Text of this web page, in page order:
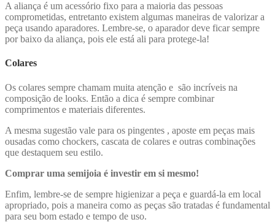
A aliança é um acessório fixo para a maioria das pessoas
comprometidas, entretanto existem algumas maneiras de valorizar a
peça usando aparadores. Lembre-se, o aparador deve ficar sempre
por baixo da aliança, pois ele está ali para protege-la!
Colares
Os colares sempre chamam muita atenção e são incríveis na
composição de looks. Então a dica é sempre combinar
comprimentos e materiais diferentes.
A mesma sugestão vale para os pingentes , aposte em peças mais
ousadas como chockers, cascata de colares e outras combinações
que destaquem seu estilo.
Comprar uma semijoia é investir em si mesmo!
Enfim, lembre-se de sempre higienizar a peça e guardá-la em local
apropriado, pois a maneira como as peças são tratadas é fundamental
para seu bom estado e tempo de uso.